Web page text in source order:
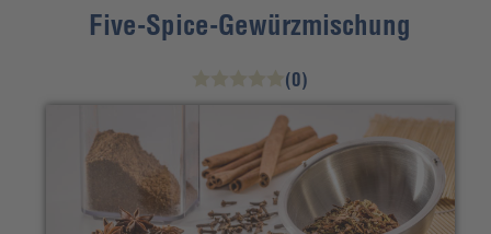
Five-Spice-Gewürzmischung
(0)